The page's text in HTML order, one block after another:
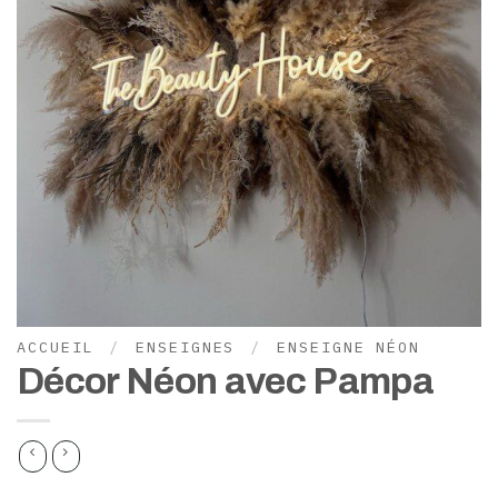
ACCUEIL / ENSEIGNES / ENSEIGNE NÉON
Décor Néon avec Pampa